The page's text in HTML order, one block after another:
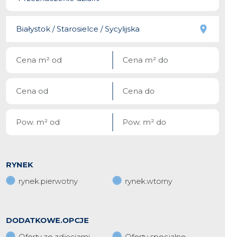
RYNEK
rynek.pierwotny
rynek.wtorny
DODATKOWE.OPCJE